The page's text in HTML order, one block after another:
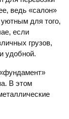
ведь «салон»
для того,
если
грузов,
удобной.
В этом